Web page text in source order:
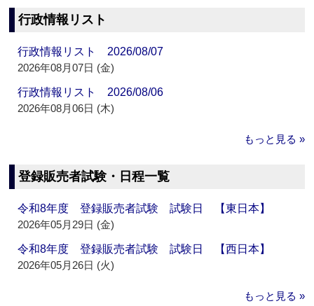
行政情報リスト
行政情報リスト 2026/08/07
2026年08月07日 (金)
行政情報リスト 2026/08/06
2026年08月06日 (木)
もっと見る »
登録販売者試験・日程一覧
令和8年度 登録販売者試験 試験日 【東日本】
2026年05月29日 (金)
令和8年度 登録販売者試験 試験日 【西日本】
2026年05月26日 (火)
もっと見る »